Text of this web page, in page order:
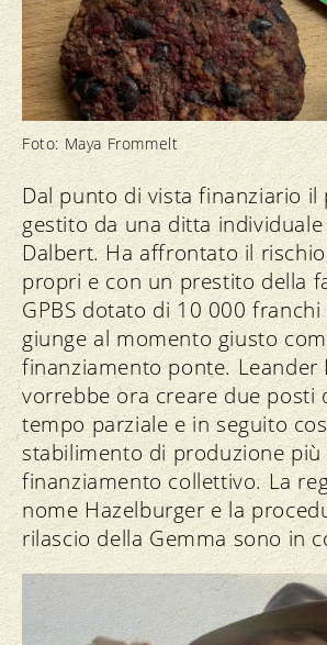
Foto: Maya Frommelt
Dal punto di vista finanziario il
gestito da una ditta
Dalbert. Ha affrontato il
propri e con un prestito della
GPBS dotato di 10 000
giunge al momento giusto
finanziamento ponte. Leander
vorrebbe ora creare due posti
tempo parziale e in seguito
stabilimento di produzione
finanziamento collettivo. La
nome Hazelburger e la
rilascio della Gemma sono in